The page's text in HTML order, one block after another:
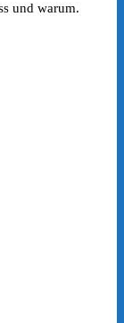
und warum.